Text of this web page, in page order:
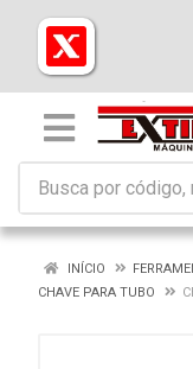
INÍCIO
CHAVE PARA TUBO